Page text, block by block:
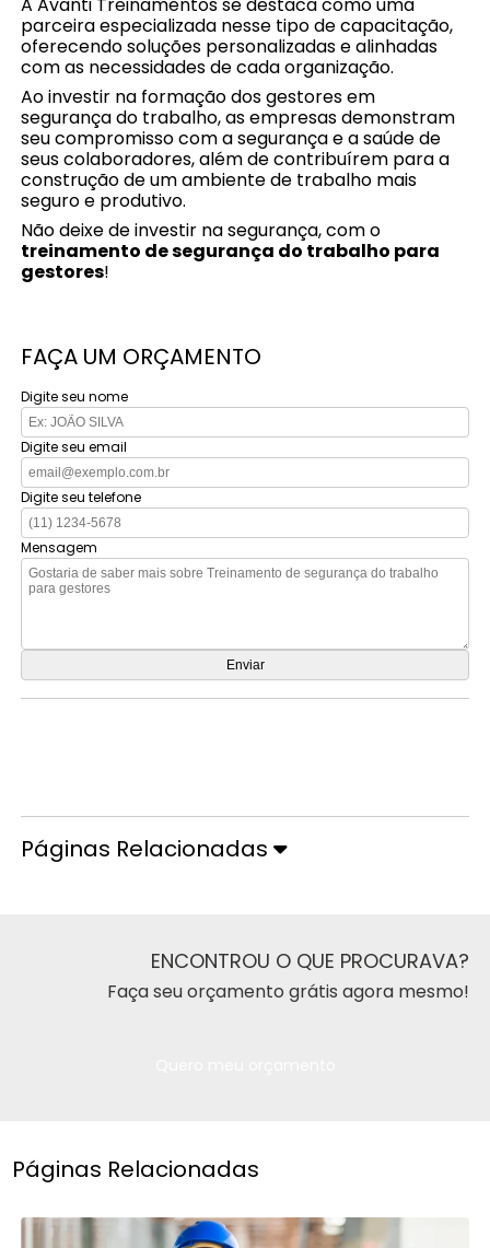
parceira especializada nesse tipo de capacitação,
oferecendo soluções personalizadas e alinhadas
com as necessidades de cada organização.
Ao investir na formação dos gestores em
segurança do trabalho, as empresas demonstram
seu compromisso com a segurança e a saúde de
seus colaboradores, além de contribuírem para a
construção de um ambiente de trabalho mais
seguro e produtivo.
Não deixe de investir na segurança, com o
treinamento de segurança do trabalho para
gestores!
FAÇA UM ORÇAMENTO
Digite seu nome
Digite seu email
Digite seu telefone
Mensagem
Páginas Relacionadas
ENCONTROU O QUE PROCURAVA?
Faça seu orçamento grátis agora mesmo!
Páginas Relacionadas